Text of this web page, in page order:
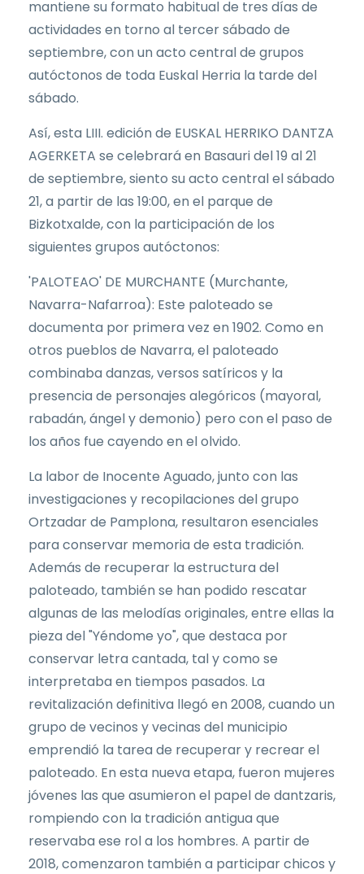
mantiene su formato habitual de tres días de
actividades en torno al tercer sábado de
septiembre, con un acto central de grupos
autóctonos de toda Euskal Herria la tarde del
sábado.
Así, esta LIII. edición de EUSKAL HERRIKO DANTZA
AGERKETA se celebrará en Basauri del 19 al 21
de septiembre, siento su acto central el sábado
21, a partir de las 19:00, en el parque de
Bizkotxalde, con la participación de los
siguientes grupos autóctonos:
'PALOTEAO' DE MURCHANTE (Murchante,
Navarra-Nafarroa): Este paloteado se
documenta por primera vez en 1902. Como en
otros pueblos de Navarra, el paloteado
combinaba danzas, versos satíricos y la
presencia de personajes alegóricos (mayoral,
rabadán, ángel y demonio) pero con el paso de
los años fue cayendo en el olvido.
La labor de Inocente Aguado, junto con las
investigaciones y recopilaciones del grupo
Ortzadar de Pamplona, resultaron esenciales
para conservar memoria de esta tradición.
Además de recuperar la estructura del
paloteado, también se han podido rescatar
algunas de las melodías originales, entre ellas la
pieza del "Yéndome yo", que destaca por
conservar letra cantada, tal y como se
interpretaba en tiempos pasados. La
revitalización definitiva llegó en 2008, cuando un
grupo de vecinos y vecinas del municipio
emprendió la tarea de recuperar y recrear el
paloteado. En esta nueva etapa, fueron mujeres
jóvenes las que asumieron el papel de dantzaris,
rompiendo con la tradición antigua que
reservaba ese rol a los hombres. A partir de
2018, comenzaron también a participar chicos y